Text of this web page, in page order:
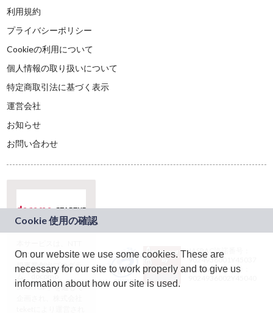
利用規約
プライバシーポリシー
Cookieの利用について
個人情報の取り扱いについて
特定商取引法に基づく表示
運営会社
お知らせ
お問い合わせ
ドコモグループの新
規事業創出プログラ
ム「docomo
STARTUP」を通じて
JASRAC許諾番号：
9024936001Y45037
JASRAC許諾番号：
On our website we use some cookies. These are
necessary for our site to work properly and to give us
information about how our site is used.